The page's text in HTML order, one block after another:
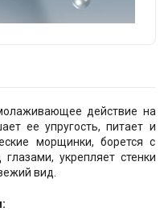
действие на
ее упругость, питает и
морщинки, борется с
укрепляет стенки
вид.